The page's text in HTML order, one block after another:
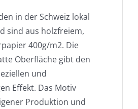
in der Schweiz lokal
sind aus holzfreiem,
400g/m2. Die
Oberfläche gibt den
und
Effekt. Das Motiv
Produktion und